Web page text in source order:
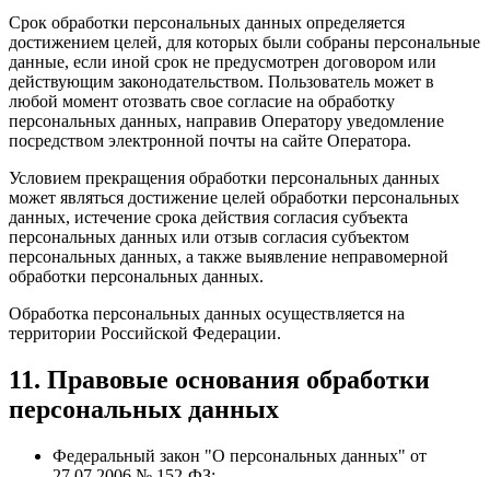
Срок обработки персональных данных определяется
достижением целей, для которых были собраны персональные
данные, если иной срок не предусмотрен договором или
действующим законодательством. Пользователь может в
любой момент отозвать свое согласие на обработку
персональных данных, направив Оператору уведомление
посредством электронной почты на сайте Оператора.
Условием прекращения обработки персональных данных
может являться достижение целей обработки персональных
данных, истечение срока действия согласия субъекта
персональных данных или отзыв согласия субъектом
персональных данных, а также выявление неправомерной
обработки персональных данных.
Обработка персональных данных осуществляется на
территории Российской Федерации.
11. Правовые основания обработки
персональных данных
Федеральный закон "О персональных данных" от